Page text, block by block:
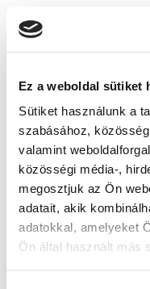
Ez a weboldal sütiket
Sütiket használunk a
szabásához,
valamint
közösségi média-,
megosztjuk az Ön
adatait, akik
adatokkal, amelyeket
Ön által használt más